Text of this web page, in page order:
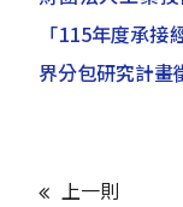
「115年度承
界分包研究計畫
上一則